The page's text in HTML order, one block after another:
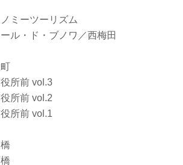
ミーツーリズム
ル・ド・ブノワ／西梅田
所前 vol.3
所前 vol.2
所前 vol.1